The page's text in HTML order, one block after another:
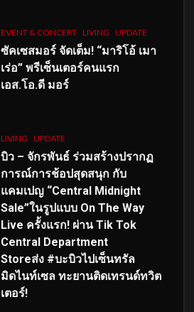
EVENT & CONCERT LIVING UPDATE
ซัคเซสมอร์ จัดเต็ม! “มาริโอ้ เมา
เร่อ” พรีเซ็นเตอร์คนแรก
เอส.โอ.ดี มอร์
LIVING UPDATE
บิว – จักรพันธ์ ร่วมสร้างปรากฏ
การณ์การช้อปสุดสนุก กับ
แคมเปญ “Central Midnight
Sale”ในรูปแบบ On The Way
Live ครั้งแรก! ผ่าน Tik Tok
Central Department
Storeส่ง #บะบิวไปเซ็นทรัล
มิดไนท์เซล ทะยานติดเทรนด์ทวิต
เตอร์!